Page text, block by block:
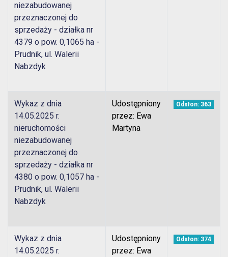
niezabudowanej
przeznaczonej do
sprzedaży - działka nr
4379 o pow. 0,1065 ha -
Prudnik, ul. Walerii
Nabzdyk
Wykaz z dnia
14.05.2025 r.
nieruchomości
niezabudowanej
przeznaczonej do
sprzedaży - działka nr
4380 o pow. 0,1057 ha -
Prudnik, ul. Walerii
Nabzdyk
Udostępniony
przez: Ewa
Martyna
Odsłon: 363
Wykaz z dnia
14.05.2025 r.
Udostępniony
przez: Ewa
Odsłon: 374